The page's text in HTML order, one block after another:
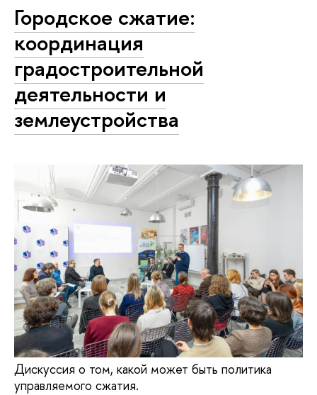
Городское сжатие:
координация
градостроительной
деятельности и
землеустройства
Дискуссия о том, какой может быть политика
управляемого сжатия.